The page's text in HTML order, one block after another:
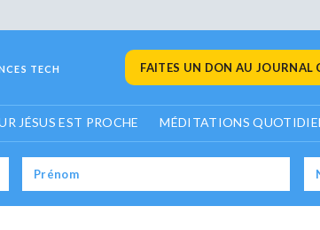
TECH FAITES UN DON AU JOURNAL
JÉSUS EST PROCHE MÉDITATIONS